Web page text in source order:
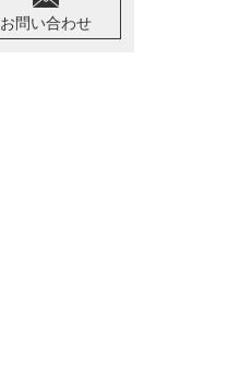
お問い合わせ